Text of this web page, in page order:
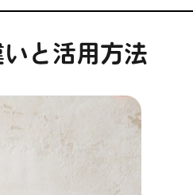
と活用方法